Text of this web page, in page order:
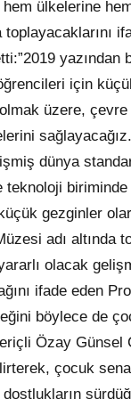
ülkelerine
için
üzere,
dünya
gezginler
adı altında
olacak
ifade eden
böylece de
Özay Günsel
çocuk